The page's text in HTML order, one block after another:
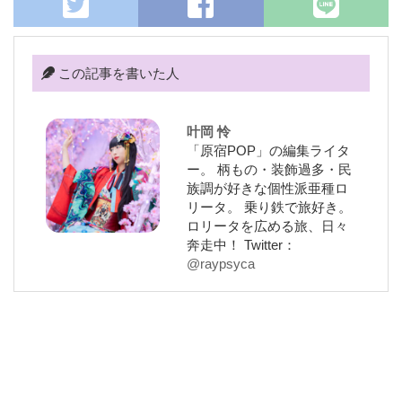
この記事を書いた人
叶岡 怜
「原宿POP」の編集ライタ
ー。 柄もの・装飾過多・民
族調が好きな個性派亜種ロ
リータ。 乗り鉄で旅好き。
ロリータを広める旅、日々
奔走中！ Twitter：
@raypsyca